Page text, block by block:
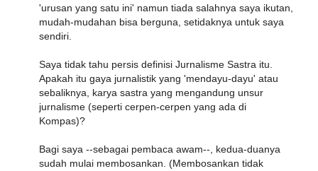
'urusan yang satu ini' namun tiada salahnya saya ikutan,
mudah-mudahan bisa berguna, setidaknya untuk saya
sendiri.
Saya tidak tahu persis definisi Jurnalisme Sastra itu.
Apakah itu gaya jurnalistik yang 'mendayu-dayu' atau
sebaliknya, karya sastra yang mengandung unsur
jurnalisme (seperti cerpen-cerpen yang ada di
Kompas)?
Bagi saya --sebagai pembaca awam--, kedua-duanya
sudah mulai membosankan. (Membosankan tidak